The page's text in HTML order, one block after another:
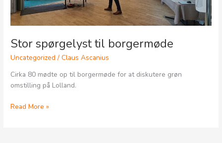
Stor spørgelyst til borgermøde
Uncategorized /Claus Ascanius
Cirka 80 mødte op til borgermøde for at diskutere grøn
omstilling på Lolland.
Read More »